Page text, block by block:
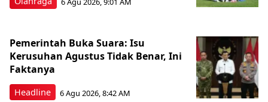
Headline
Pemerintah Buka Suara: Isu
Kerusuhan Agustus Tidak Benar, Ini
Faktanya
6 Agu 2026, 8:42 AM